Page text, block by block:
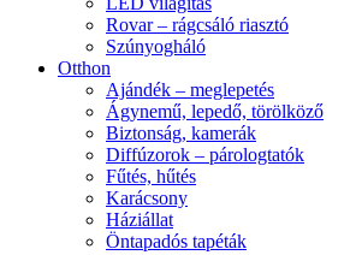
Rovar – rágcsáló riasztó
Szúnyogháló
Otthon
Ajándék – meglepetés
Ágynemű, lepedő, törölköző
Biztonság, kamerák
Diffúzorok – párologtatók
Fűtés, hűtés
Karácsony
Háziállat
Öntapadós tapéták